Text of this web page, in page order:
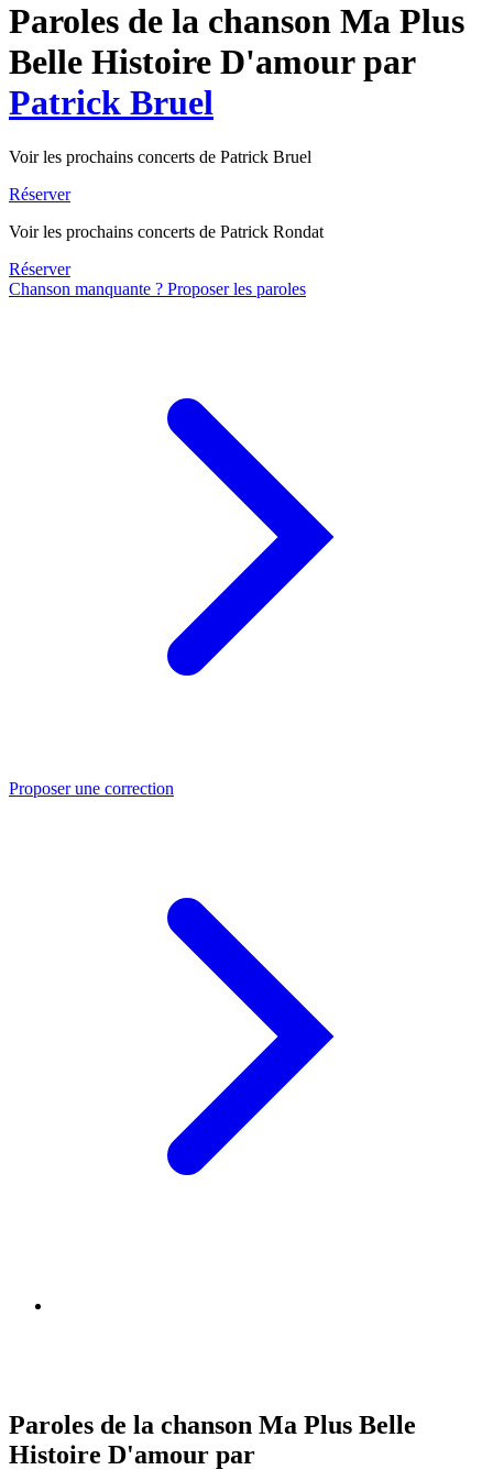
Paroles de la chanson Ma Plus
Belle Histoire D'amour par
Patrick Bruel
Voir les prochains concerts de Patrick Bruel
Réserver
Voir les prochains concerts de Patrick Rondat
Réserver
Chanson manquante ? Proposer les paroles
Proposer une correction
Paroles de la chanson Ma Plus Belle
Histoire D'amour par